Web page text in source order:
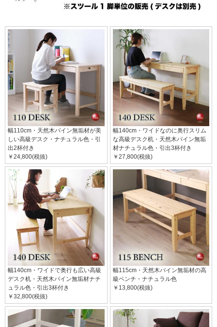
幅110cm・天然木パイン無垢材が美
しい高級デスク・ナチュラル色・引
出2杯付き
￥24,800(税抜)
幅140cm・ワイドなのに奥行スリム
な高級デスク机・天然木パイン無垢
材ナチュラル色・引出3杯付き
￥27,800(税抜)
幅140cm・ワイドで奥行も広い高級
デスク机・天然木パイン無垢材ナチ
ュラル色・引出3杯付き
￥32,800(税抜)
幅115cm・天然木パイン無垢材の高
級ベンチ・ナチュラル色
￥13,800(税抜)